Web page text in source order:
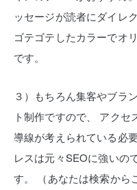
ッセージが読者にダイレ
ゴテゴテしたカラーでオ
です。
３）もちろん集客やブラ
ト制作ですので、
アクセ
導線が考えられている必
レスは元々SEOに強いの
す。
（あなたは検索か